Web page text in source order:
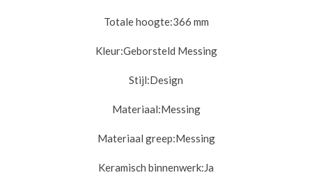
Totale hoogte:366 mm
Kleur:Geborsteld Messing
Stijl:Design
Materiaal:Messing
Materiaal greep:Messing
Keramisch binnenwerk:Ja